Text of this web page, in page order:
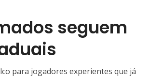
seguem
para jogadores experientes que já